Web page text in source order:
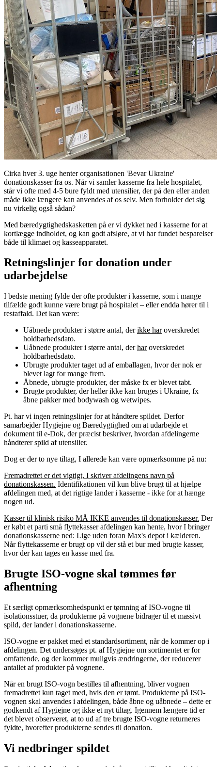
Cirka hver 3. uge henter organisationen 'Bevar Ukraine'
donationskasser fra os. Når vi samler kasserne fra hele hospitalet,
står vi ofte med 4-5 bure fyldt med utensilier, der på den eller anden
måde ikke længere kan anvendes af os selv. Men forholder det sig
nu virkelig også sådan?
Med bæredygtighedskasketten på er vi dykket ned i kasserne for at
kortlægge indholdet, og kan godt afsløre, at vi har fundet besparelser
både til klimaet og kasseapparatet.
Retningslinjer for donation under
udarbejdelse
I bedste mening fylde der ofte produkter i kasserne, som i mange
tilfælde godt kunne være brugt på hospitalet – eller endda hører til i
restaffald. Det kan være:
Uåbnede produkter i større antal, derikke haroverskredet
holdbarhedsdato.
Uåbnede produkter i større antal, derharoverskredet
holdbarhedsdato.
Ubrugte produkter taget ud af emballagen, hvor der nok er
blevet lagt for mange frem.
Åbnede, ubrugte produkter, der måske fx er blevet tabt.
Brugte produkter, der heller ikke kan bruges i Ukraine, fx
åbne pakker med bodywash og wetwipes.
Pt. har vi ingen retningslinjer for at håndtere spildet. Derfor
samarbejder Hygiejne og Bæredygtighed om at udarbejde et
dokument til e-Dok, der præcist beskriver, hvordan afdelingerne
håndterer spild af utensilier.
Dog er der to nye tiltag, I allerede kan være opmærksomme på nu:
Fremadrettet er det vigtigt, I skriver afdelingens navn på
donationskassen. Identifikationen vil kun blive brugt til at hjælpe
afdelingen med, at det rigtige lander i kasserne - ikke for at hænge
nogen ud.
Kasser til klinisk risiko MÅ IKKE anvendes til donationskasser. Der
er købt et parti små flyttekasser afdelingen kan hente, hvor I bringer
donationskasserne ned: Lige uden foran Max's depot i kælderen.
Når flyttekasserne er brugt op vil der stå et bur med brugte kasser,
hvor der kan tages en kasse med fra.
Brugte ISO-vogne skal tømmes før
afhentning
Et særligt opmærksomhedspunkt er tømning af ISO-vogne til
isolationsstuer, da produkterne på vognene bidrager til et massivt
spild, der lander i donationskasserne.
ISO-vogne er pakket med et standardsortiment, når de kommer op i
afdelingen. Det undersøges pt. af Hygiejne om sortimentet er for
omfattende, og der kommer muligvis ændringerne, der reducerer
antallet af produkter på vognene.
Når en brugt ISO-vogn bestilles til afhentning, bliver vognen
fremadrettet kun taget med, hvis den er tømt. Produkterne på ISO-
vognen skal anvendes i afdelingen, både åbne og uåbnede – dette er
godkendt af Hygiejne og ikke et nyt tiltag. Igennem længere tid er
det blevet observeret, at to ud af tre brugte ISO-vogne returneres
fyldte, hvorefter produkterne sendes til donation.
Vi nedbringer spildet